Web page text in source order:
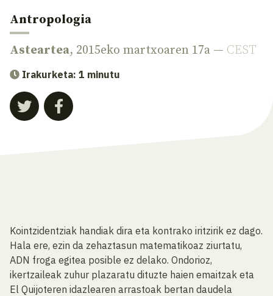
Antropologia
Asteartea, 2015eko martxoaren 17a — CEST
Irakurketa: 1 minutu
Kointzidentziak handiak dira eta kontrako iritzirik ez dago.
Hala ere, ezin da zehaztasun matematikoaz ziurtatu,
ADN froga egitea posible ez delako. Ondorioz,
ikertzaileak zuhur plazaratu dituzte haien emaitzak eta
El Quijoteren idazlearen arrastoak bertan daudela